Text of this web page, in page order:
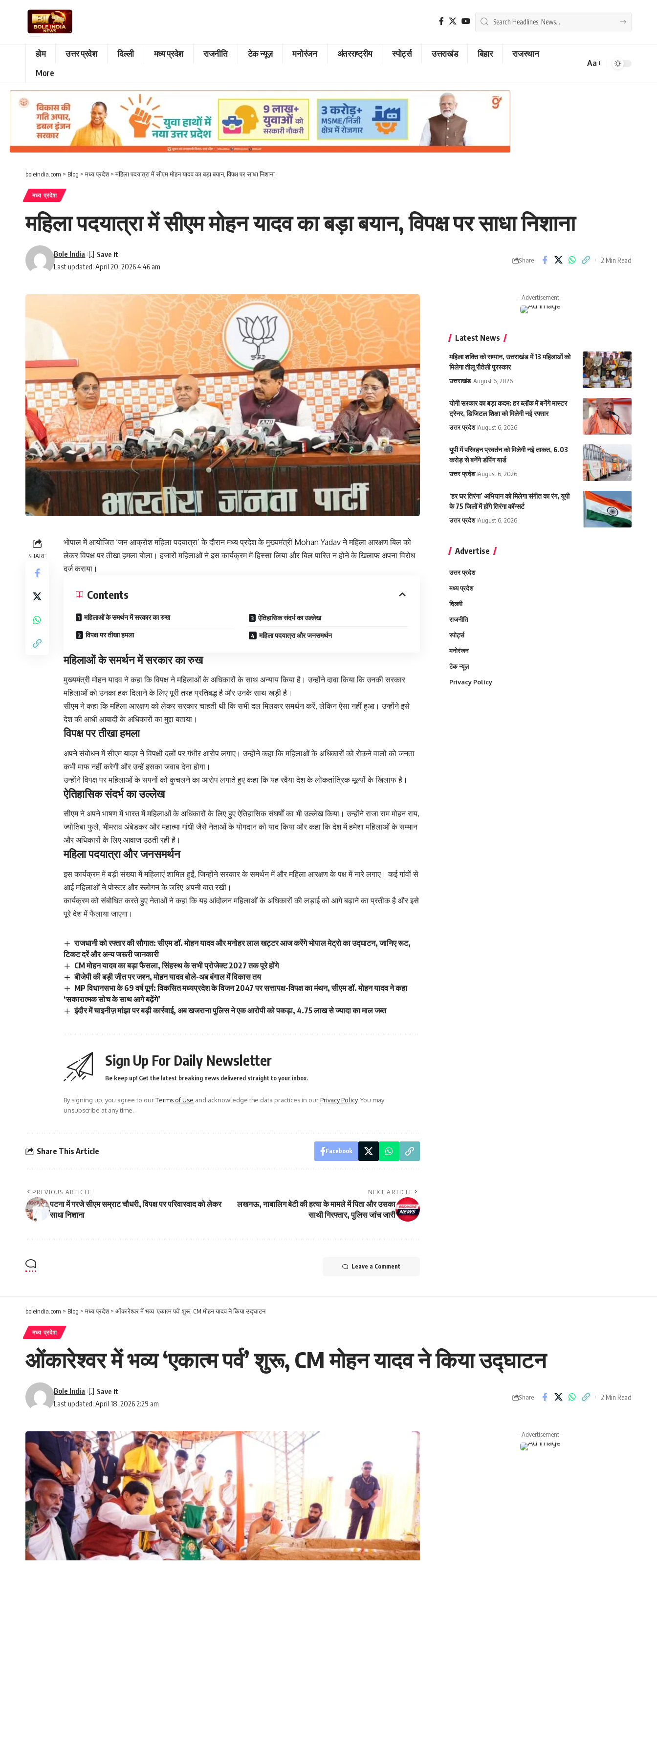
होम उत्तर प्रदेश दिल्ली मध्य प्रदेश राजनीति टेक न्यूज़ मनोरंजन अंतरराष्ट्रीय स्पोर्ट्स उत्तराखंड बिहार
राजस्थान
More
Font
Aa
boleindia.com > Blog >मध्य प्रदेश>महिला पदयात्रा में सीएम मोहन यादव का बड़ा बयान, विपक्ष पर साधा निशाना
मध्य प्रदेश
महिला पदयात्रा में सीएम मोहन यादव का बड़ा बयान, विपक्ष पर साधा निशाना
Last updated: April 20, 2026 4:46 am
Bole India
Share 2 Min Read
SHARE
भोपाल में आयोजित ‘जन आक्रोश महिला पदयात्रा’ के दौरान मध्य प्रदेश के मुख्यमंत्री Mohan Yadav ने महिला आरक्षण बिल को
लेकर विपक्ष पर तीखा हमला बोला। हजारों महिलाओं ने इस कार्यक्रम में हिस्सा लिया और बिल पारित न होने के खिलाफ अपना विरोध
दर्ज कराया।
Contents
महिलाओं के समर्थन में सरकार का रुख
विपक्ष पर तीखा हमला
ऐतिहासिक संदर्भ का उल्लेख
महिला पदयात्रा और जनसमर्थन
महिलाओं के समर्थन में सरकार का रुख
मुख्यमंत्री मोहन यादव ने कहा कि विपक्ष ने महिलाओं के अधिकारों के साथ अन्याय किया है। उन्होंने दावा किया कि उनकी सरकार
महिलाओं को उनका हक दिलाने के लिए पूरी तरह प्रतिबद्ध है और उनके साथ खड़ी है।
सीएम ने कहा कि महिला आरक्षण को लेकर सरकार चाहती थी कि सभी दल मिलकर समर्थन करें, लेकिन ऐसा नहीं हुआ। उन्होंने इसे
देश की आधी आबादी के अधिकारों का मुद्दा बताया।
विपक्ष पर तीखा हमला
अपने संबोधन में सीएम यादव ने विपक्षी दलों पर गंभीर आरोप लगाए। उन्होंने कहा कि महिलाओं के अधिकारों को रोकने वालों को जनता
कभी माफ नहीं करेगी और उन्हें इसका जवाब देना होगा।
उन्होंने विपक्ष पर महिलाओं के सपनों को कुचलने का आरोप लगाते हुए कहा कि यह रवैया देश के लोकतांत्रिक मूल्यों के खिलाफ है।
ऐतिहासिक संदर्भ का उल्लेख
सीएम ने अपने भाषण में भारत में महिलाओं के अधिकारों के लिए हुए ऐतिहासिक संघर्षों का भी उल्लेख किया। उन्होंने राजा राम मोहन राय,
ज्योतिबा फुले, भीमराव अंबेडकर और महात्मा गांधी जैसे नेताओं के योगदान को याद किया और कहा कि देश में हमेशा महिलाओं के सम्मान
और अधिकारों के लिए आवाज उठती रही है।
महिला पदयात्रा और जनसमर्थन
इस कार्यक्रम में बड़ी संख्या में महिलाएं शामिल हुईं, जिन्होंने सरकार के समर्थन में और महिला आरक्षण के पक्ष में नारे लगाए। कई गांवों से
आई महिलाओं ने पोस्टर और स्लोगन के जरिए अपनी बात रखी।
कार्यक्रम को संबोधित करते हुए नेताओं ने कहा कि यह आंदोलन महिलाओं के अधिकारों की लड़ाई को आगे बढ़ाने का प्रतीक है और इसे
पूरे देश में फैलाया जाएगा।
राजधानी को रफ्तार की सौगात: सीएम डॉ. मोहन यादव और मनोहर लाल खट्टर आज करेंगे भोपाल मेट्रो का उद्घाटन, जानिए रूट,
टिकट दरें और अन्य जरूरी जानकारी
CM मोहन यादव का बड़ा फैसला, सिंहस्थ के सभी प्रोजेक्ट 2027 तक पूरे होंगे
बीजेपी की बड़ी जीत पर जश्न, मोहन यादव बोले-अब बंगाल में विकास तय
MP विधानसभा के 69 वर्ष पूर्ण: विकसित मध्यप्रदेश के विजन 2047 पर सत्तापक्ष-विपक्ष का मंथन, सीएम डॉ. मोहन यादव ने कहा
‘सकारात्मक सोच के साथ आगे बढ़ेंगे’
इंदौर में चाइनीज़ मांझा पर बड़ी कार्रवाई, अब खजराना पुलिस ने एक आरोपी को पकड़ा, 4.75 लाख से ज्यादा का माल जब्त
Sign Up For Daily Newsletter
Be keep up! Get the latest breaking news delivered straight to your inbox.
By signing up, you agree to ourTerms of Use and acknowledge the data practices in ourPrivacy Policy. You may
unsubscribe at any time.
Share This Article Facebook
PREVIOUS ARTICLE
पटना में गरजे सीएम सम्राट चौधरी, विपक्ष पर परिवारवाद को लेकर
साधा निशाना
NEXT ARTICLE
लखनऊ, नाबालिग बेटी की हत्या के मामले में पिता और उसका
साथी गिरफ्तार, पुलिस जांच जारी
Leave a Comment
- Advertisement -
Latest News
महिला शक्ति को सम्मान, उत्तराखंड में 13 महिलाओं को
मिलेगा तीलू रौतेली पुरस्कार
उत्तराखंड August 6, 2026
योगी सरकार का बड़ा कदम: हर ब्लॉक में बनेंगे मास्टर
ट्रेनर, डिजिटल शिक्षा को मिलेगी नई रफ्तार
उत्तर प्रदेश August 6, 2026
यूपी में परिवहन प्रवर्तन को मिलेगी नई ताकत, 6.03
करोड़ से बनेंगे डंपिंग यार्ड
उत्तर प्रदेश August 6, 2026
‘हर घर तिरंगा’ अभियान को मिलेगा संगीत का रंग, यूपी
के 75 जिलों में होंगे तिरंगा कॉन्सर्ट
उत्तर प्रदेश August 6, 2026
Advertise
उत्तर प्रदेश
मध्य प्रदेश
दिल्ली
राजनीति
स्पोर्ट्स
मनोरंजन
टेक न्यूज़
Privacy Policy
boleindia.com > Blog >मध्य प्रदेश> ओंकारेश्वर में भव्य ‘एकात्म पर्व’ शुरू, CM मोहन यादव ने किया उद्घाटन
मध्य प्रदेश
ओंकारेश्वर में भव्य ‘एकात्म पर्व’ शुरू, CM मोहन यादव ने किया उद्घाटन
Last updated: April 18, 2026 2:29 am
Bole India
Share 2 Min Read
- Advertisement -